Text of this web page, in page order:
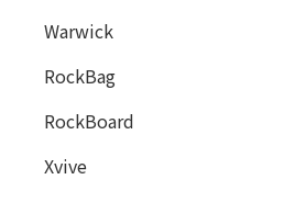
Warwick
RockBag
RockBoard
Xvive